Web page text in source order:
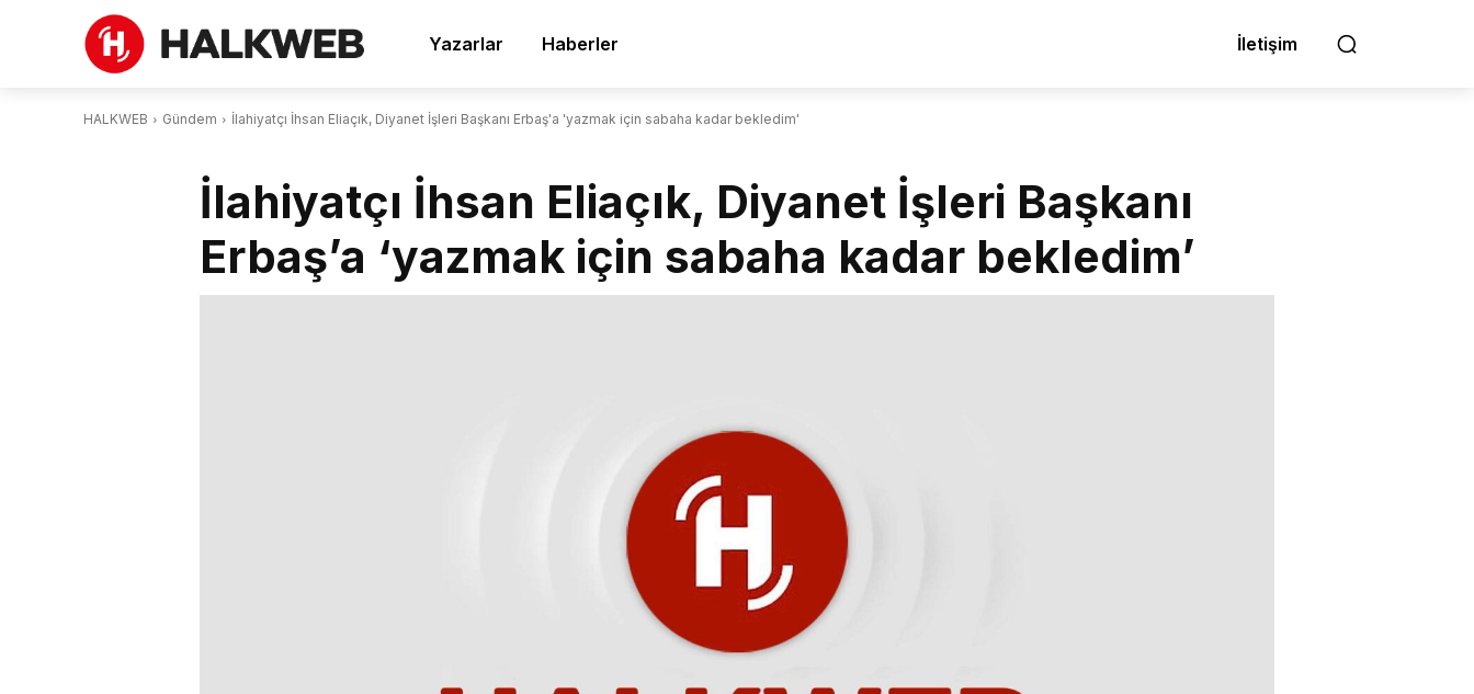
Yazarlar Haberler İletişim
HALKWEB Gündem İlahiyatçı İhsan Eliaçık, Diyanet İşleri Başkanı Erbaş'a 'yazmak için sabaha kadar bekledim'
İlahiyatçı İhsan Eliaçık, Diyanet İşleri Başkanı
Erbaş’a ‘yazmak için sabaha kadar bekledim’